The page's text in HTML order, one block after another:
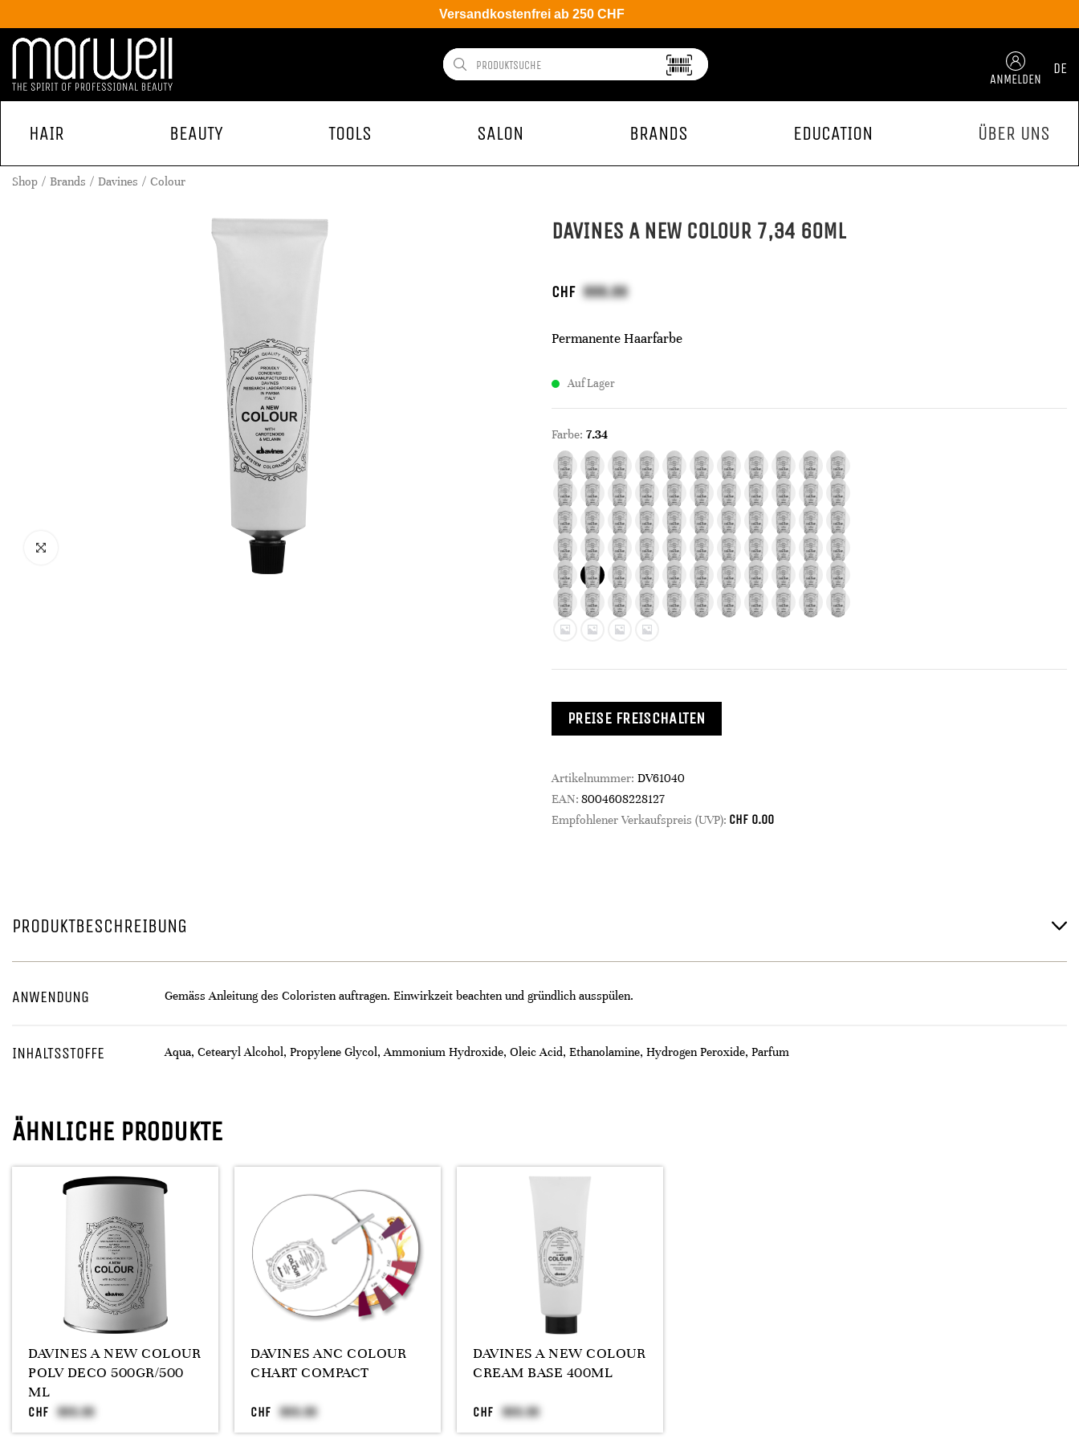
Versandkostenfrei ab 250 CHF
ANMELDEN
DE
HAIR BEAUTY TOOLS SALON BRANDS EDUCATION ÜBER UNS
Shop Brands Davines Colour
DAVINES A NEW COLOUR 7,34 60ML
CHF
Permanente Haarfarbe
Auf Lager
Farbe: 7.34
PREISE FREISCHALTEN
Artikelnummer: DV61040
EAN: 8004608228127
Empfohlener Verkaufspreis (UVP): CHF 0.00
PRODUKTBESCHREIBUNG
ANWENDUNG Gemäss Anleitung des Coloristen auftragen. Einwirkzeit beachten und gründlich ausspülen.
INHALTSSTOFFE Aqua, Cetearyl Alcohol, Propylene Glycol, Ammonium Hydroxide, Oleic Acid, Ethanolamine, Hydrogen Peroxide, Parfum
ÄHNLICHE PRODUKTE
DAVINES A NEW COLOUR
POLV DECO 500GR/500
ML
CHF
DAVINES ANC COLOUR
CHART COMPACT
CHF
DAVINES A NEW COLOUR
CREAM BASE 400ML
CHF